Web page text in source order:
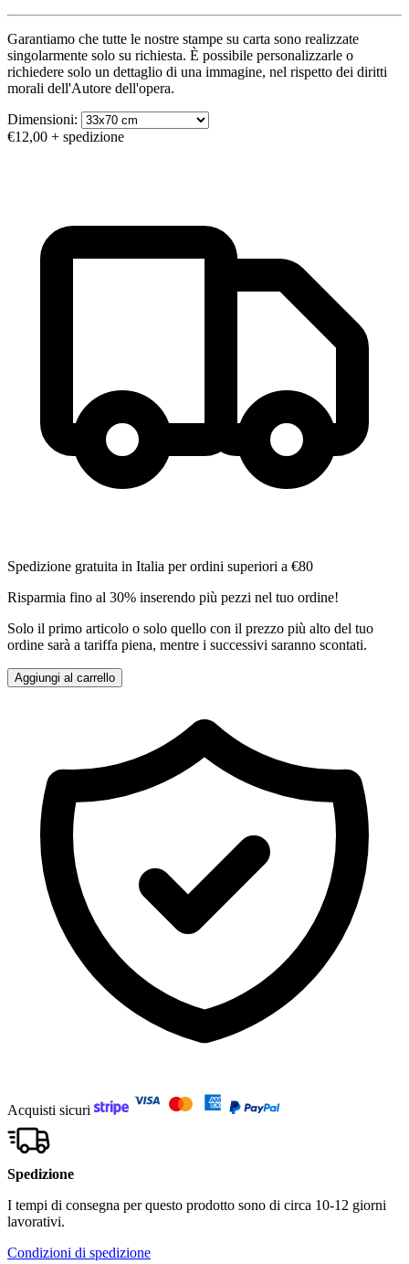
Garantiamo che tutte le nostre stampe su carta sono realizzate
singolarmente solo su richiesta. È possibile personalizzarle o
richiedere solo un dettaglio di una immagine, nel rispetto dei diritti
morali dell'Autore dell'opera.
Dimensioni:
€12,00 + spedizione
Spedizione gratuita in Italia per ordini superiori a €80
Risparmia fino al 30% inserendo più pezzi nel tuo ordine!
Solo il primo articolo o solo quello con il prezzo più alto del tuo
ordine sarà a tariffa piena, mentre i successivi saranno scontati.
Aggiungi al carrello
Acquisti sicuri
Spedizione
I tempi di consegna per questo prodotto sono di circa 10-12 giorni
lavorativi.
Condizioni di spedizione